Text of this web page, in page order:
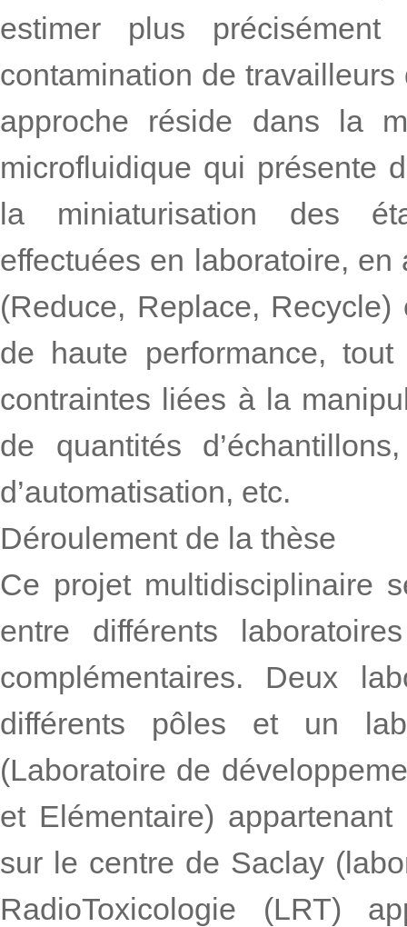
estimer plus
contamination de
approche réside dans la
microfluidique qui présente
la miniaturisation des
effectuées en laboratoire,
(Reduce, Replace,
de haute performance,
contraintes liées à la
de quantités
d’automatisation, etc.
Déroulement de la thèse
Ce projet multidisciplinaire
entre différents
complémentaires. Deux
différents pôles et un
(Laboratoire de
et Elémentaire)
sur le centre de Saclay
RadioToxicologie (LRT)